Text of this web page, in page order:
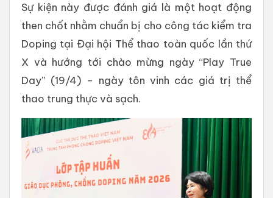
Sự kiện này được đánh giá là một hoạt động
then chốt nhằm chuẩn bị cho công tác kiểm tra
Doping tại Đại hội Thể thao toàn quốc lần thứ
X và hướng tới chào mừng ngày “Play True
Day” (19/4) – ngày tôn vinh các giá trị thể
thao trung thực và sạch.